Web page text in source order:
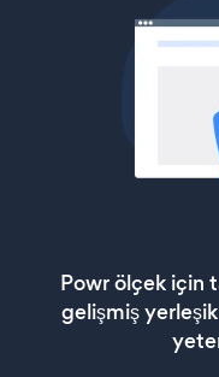
Powr ölçek için
gelişmiş